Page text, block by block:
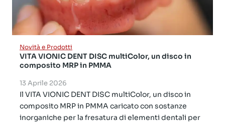
Novità e Prodotti
VITA VIONIC DENT DISC multiColor, un disco in
composito MRP in PMMA
13 Aprile 2026
Il VITA VIONIC DENT DISC multiColor, un disco in
composito MRP in PMMA caricato con sostanze
inorganiche per la fresatura di elementi dentali per